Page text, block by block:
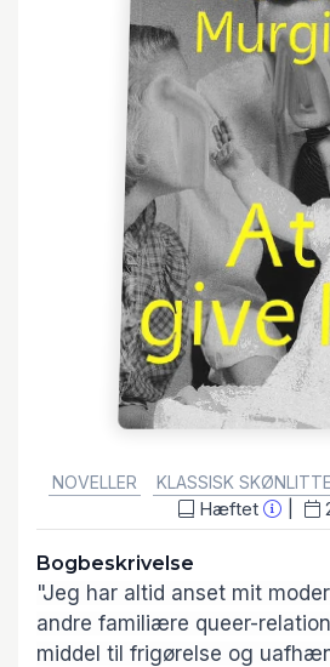
NOVELLER
KLASSISK
Hæftet
Bogbeskrivelse
"Jeg har altid anset mit
andre familiære queer-
middel til frigørelse og